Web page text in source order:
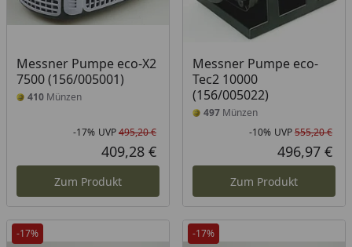
Messner Pumpe eco-X2
7500 (156/005001)
410 Münzen
Rabatt in Prozent
-17%
Ursprünglicher Preis
UVP495,20 €
Aktueller Preis
409,28 €
Zum Produkt
Messner Pumpe eco-
Tec2 10000
(156/005022)
497Münzen
-10% UVP555,20 €
496,97 €
Zum Produkt
-17% -17%